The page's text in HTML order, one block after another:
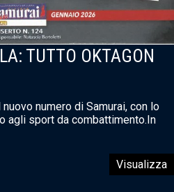
TUTTO OKTAGON
numero di Samurai, con lo
agli sport da combattimento.In
Visualizza